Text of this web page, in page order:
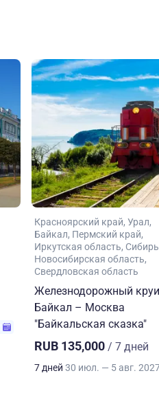
Красноярский край Урал
Байкал Пермский край
Иркутская область Сибирь
Новосибирская область
Свердловская область
Железнодорожный
Байкал – Москва
"Байкальская сказка"
RUB 135,000 / 7 дней
7 дней 30 июл. — 5 авг.